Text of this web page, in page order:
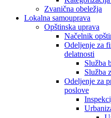
Zvanična obeležja
Lokalna samouprava
Opštinska uprava
Načelnik
Odeljenje za
delatnosti
Služba
Služba
Odeljenje za
poslove